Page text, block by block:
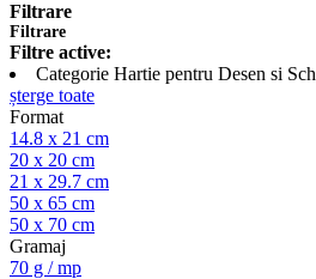
Filtrare
Filtrare
Filtre active:
Categorie Hartie pentru Desen si
șterge toate
Format
14.8 x 21 cm
20 x 20 cm
21 x 29.7 cm
50 x 65 cm
50 x 70 cm
Gramaj
70 g / mp